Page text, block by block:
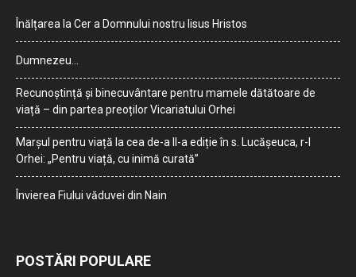
Înălțarea la Cer a Domnului nostru Iisus Hristos
Dumnezeu…
Recunoștință și binecuvântare pentru mamele dătătoare de
viață – din partea preoților Vicariatului Orhei
Marșul pentru viață la cea de-a II-a ediție în s. Lucășeuca, r-l
Orhei: „Pentru viață, cu inimă curată”
Învierea Fiului văduvei din Nain
POSTĂRI POPULARE